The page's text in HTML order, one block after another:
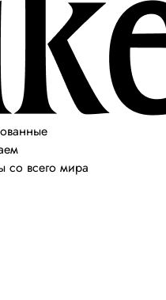
со всего мира